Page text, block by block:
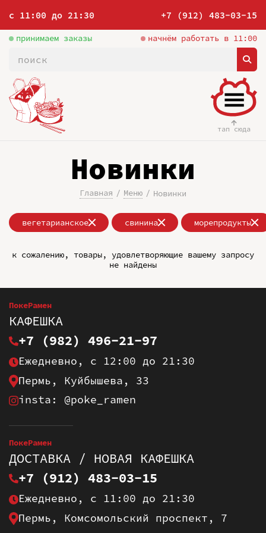
с 11:00 до 21:30 +7 (912) 483-03-15
принимаем заказы начнём работать в 11:00
тап сюда
Новинки
Главная Меню Новинки
вегетарианское свинина морепродукты
к сожалению, товары, удовлетворяющие вашему запросу
не найдены
ПокеРамен
КАФЕШКА
+7 (982) 496-21-97
Ежедневно, с 12:00 до 21:30
Пермь, Куйбышева, 33
insta: @poke_ramen
ПокеРамен
ДОСТАВКА / НОВАЯ КАФЕШКА
+7 (912) 483-03-15
Ежедневно, с 11:00 до 21:30
Пермь, Комсомольский проспект, 7